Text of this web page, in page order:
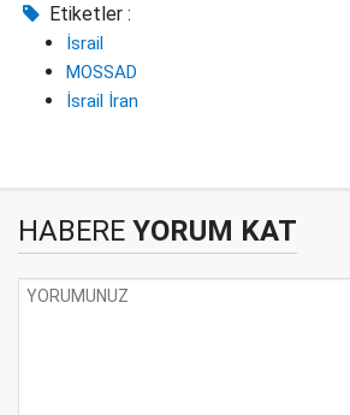
Etiketler :
İsrail
MOSSAD
İsrail İran
HABERE YORUM KAT